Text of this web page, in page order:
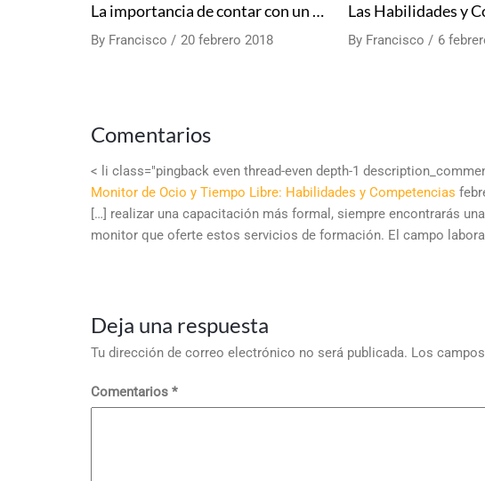
La importancia de contar con un animador en las actividades de Ocio y Tiempo Libre.
By Francisco 20 febrero 2018 By Francisco 6
Comentarios
< li class="pingback even thread-even depth-1
Monitor de Ocio y Tiempo Libre: Habilidades y Competencias
[…] realizar una capacitación más formal, siempre encontrarás
monitor que oferte estos servicios de formación. El campo
Deja una respuesta
Tu dirección de correo electrónico no será publicada. Los
Comentarios *